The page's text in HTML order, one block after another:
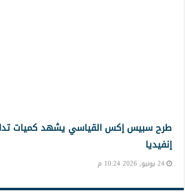
طرح سبيس إكس القياسي يشهد كميات
إنفيديا
24 يونيو, 2026 10:24 م